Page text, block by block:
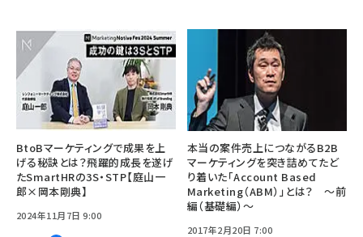
BtoBマーケティングで成果を上
げる秘訣とは？飛躍的成長を遂げ
たSmartHRの3S・STP【庭山一
郎×岡本剛典】
2024年11月7日 9:00
本当の案件売上につながるB2B
マーケティングを突き詰めてたど
り着いた「Account Based
Marketing（ABM）」とは？ ～前
編（基礎編）～
2017年2月20日 7:00